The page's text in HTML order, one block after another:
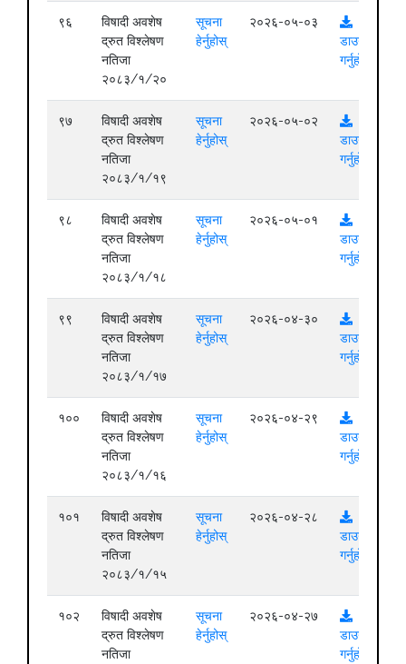
९६
विषादी अवशेष
द्रुत विश्लेषण
नतिजा
२०८३/१/२०
सूचना
हेर्नुहोस्
२०२६-०५-०३
डाउनलोड
गर्नुहोस्
९७
विषादी अवशेष
द्रुत विश्लेषण
नतिजा
२०८३/१/१९
सूचना
हेर्नुहोस्
२०२६-०५-०२
डाउनलोड
गर्नुहोस्
९८
विषादी अवशेष
द्रुत विश्लेषण
नतिजा
२०८३/१/१८
सूचना
हेर्नुहोस्
२०२६-०५-०१
डाउनलोड
गर्नुहोस्
९९
विषादी अवशेष
द्रुत विश्लेषण
नतिजा
२०८३/१/१७
सूचना
हेर्नुहोस्
२०२६-०४-३०
डाउनलोड
गर्नुहोस्
१००
विषादी अवशेष
द्रुत विश्लेषण
नतिजा
२०८३/१/१६
सूचना
हेर्नुहोस्
२०२६-०४-२९
डाउनलोड
गर्नुहोस्
१०१
विषादी अवशेष
द्रुत विश्लेषण
नतिजा
२०८३/१/१५
सूचना
हेर्नुहोस्
२०२६-०४-२८
डाउनलोड
गर्नुहोस्
१०२
विषादी अवशेष
द्रुत विश्लेषण
नतिजा
सूचना
हेर्नुहोस्
२०२६-०४-२७
डाउनलोड
गर्नुहोस्